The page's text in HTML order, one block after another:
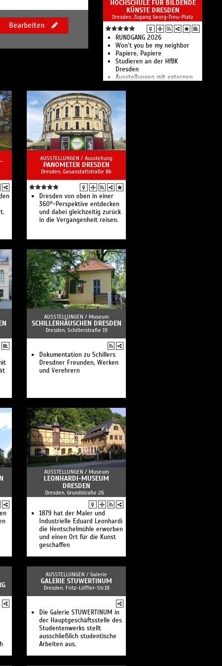
Bearbeiten
Stadtmuseums
Ausstellungen zur
Stadtgeschichte von den
Anfängen bis zum Jahr 1989
sowie Sonderausstellungen.
HOCHSCHULE FÜR BILDENDE
KÜNSTE DRESDEN
Dresden, Zugang Georg-Treu-Platz
RUNDGANG 2026
Won’t you be my neighbor
Papiere, Papiere
Studieren an der HfBK
Dresden
Ausstellungen mit externen
Studierenden und
Absolventen der Hochschule
AUSSTELLUNGEN / Ausstellung
PANOMETER DRESDEN
Dresden, Gasanstaltstraße 8b
Dresden von oben in einer
360°-Perspektive entdecken
und dabei gleichzeitig zurück
in die Vergangenheit reisen.
AUSSTELLUNGEN / Museum
SCHILLERHÄUSCHEN DRESDEN
Dresden, Schillerstraße 19
Dokumentation zu Schillers
Dresdner Freunden, Werken
und Verehrern
AUSSTELLUNGEN / Museum
LEONHARDI-MUSEUM
DRESDEN
Dresden, Grundstraße 26
1879 hat der Maler und
Industrielle Eduard Leonhardi
die Hentschelmühle erworben
und einen Ort für die Kunst
geschaffen
AUSSTELLUNGEN / Galerie
GALERIE STUWERTINUM
Dresden, Fritz-Löffler-Str.18
Die Galerie STUWERTINUM in
der Hauptgeschäftsstelle des
Studentenwerks stellt
ausschließlich studentische
Arbeiten aus.